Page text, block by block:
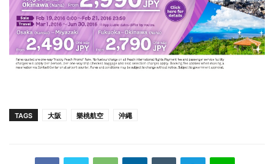
TAGS 大阪 樂桃航空 沖繩